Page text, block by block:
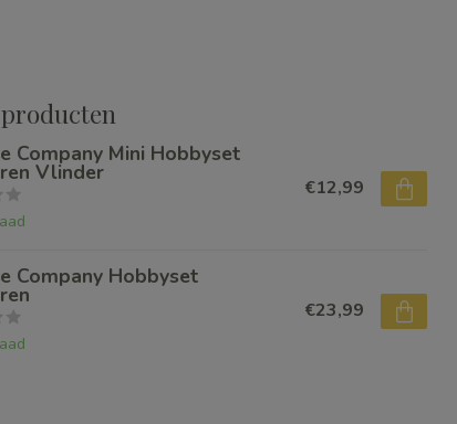
Company Mini Hobbyset
Vlinder
€12,99
Company Hobbyset
€23,99